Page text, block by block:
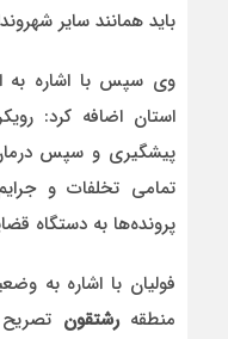
باید همانند سایر
وی سپس با اشاره به
استان اضافه کرد:
پیشگیری و سپس
تمامی تخلفات و
پرونده‌ها به دستگاه
فولیان با اشاره به
منطقهرشتقون